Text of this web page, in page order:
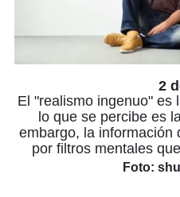
2
El "realismo ingenuo" es
lo que se percibe es
embargo, la información
por filtros mentales
Foto: